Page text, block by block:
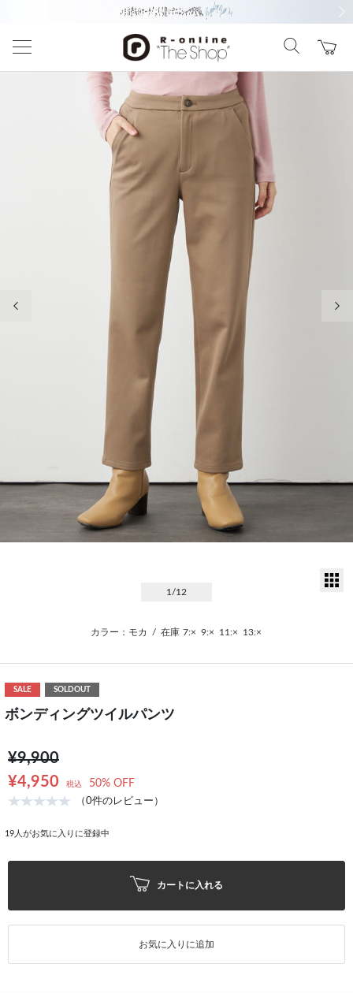
1 /12
カラー：モカ / 在庫 7:× 9:× 11:× 13:×
SALE SOLDOUT
ボンディングツイルパンツ
¥9,900
¥4,950
税込 50% OFF
（0件のレビュー）
19 人がお気に入りに登録中
カートに入れる
お気に入りに追加